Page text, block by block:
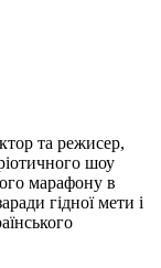
та режисер,
шоу
марафону в
гідної мети і